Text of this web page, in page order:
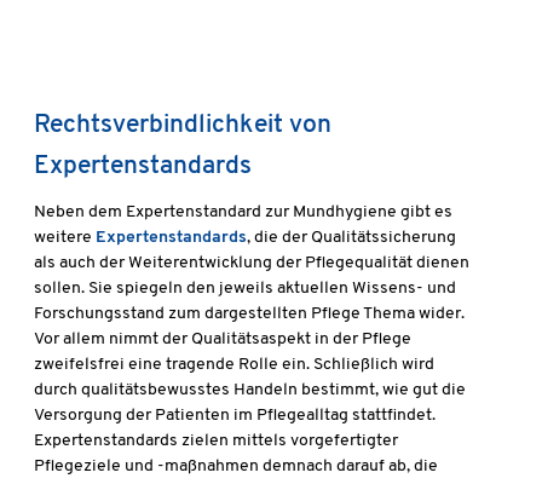
Rechtsverbindlichkeit von
Expertenstandards
Neben dem Expertenstandard zur Mundhygiene gibt es
weitere Expertenstandards, die der Qualitätssicherung
als auch der Weiterentwicklung der Pflegequalität dienen
sollen. Sie spiegeln den jeweils aktuellen Wissens- und
Forschungsstand zum dargestellten Pflege Thema wider.
Vor allem nimmt der Qualitätsaspekt in der Pflege
zweifelsfrei eine tragende Rolle ein. Schließlich wird
durch qualitätsbewusstes Handeln bestimmt, wie gut die
Versorgung der Patienten im Pflegealltag stattfindet.
Expertenstandards zielen mittels vorgefertigter
Pflegeziele und -maßnahmen demnach darauf ab, die